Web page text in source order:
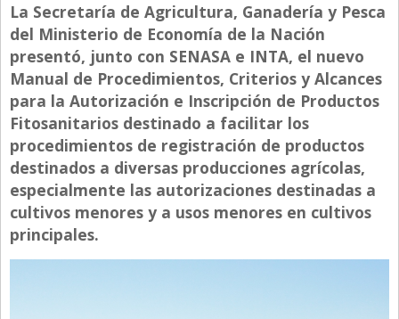
Con Estilo
De Bolsillo
Diarios de Argentina
Diarios del Mundo
Directivos
Ecología y Ambiente
Economía
El Experto
La Secretaría de Agricultura, Ganadería y Pesca
del Ministerio de Economía de la Nación
presentó, junto con SENASA e INTA, el nuevo
Manual de Procedimientos, Criterios y Alcances
para la Autorización e Inscripción de Productos
Fitosanitarios destinado a facilitar los
procedimientos de registración de productos
destinados a diversas producciones agrícolas,
especialmente las autorizaciones destinadas a
cultivos menores y a usos menores en cultivos
principales.